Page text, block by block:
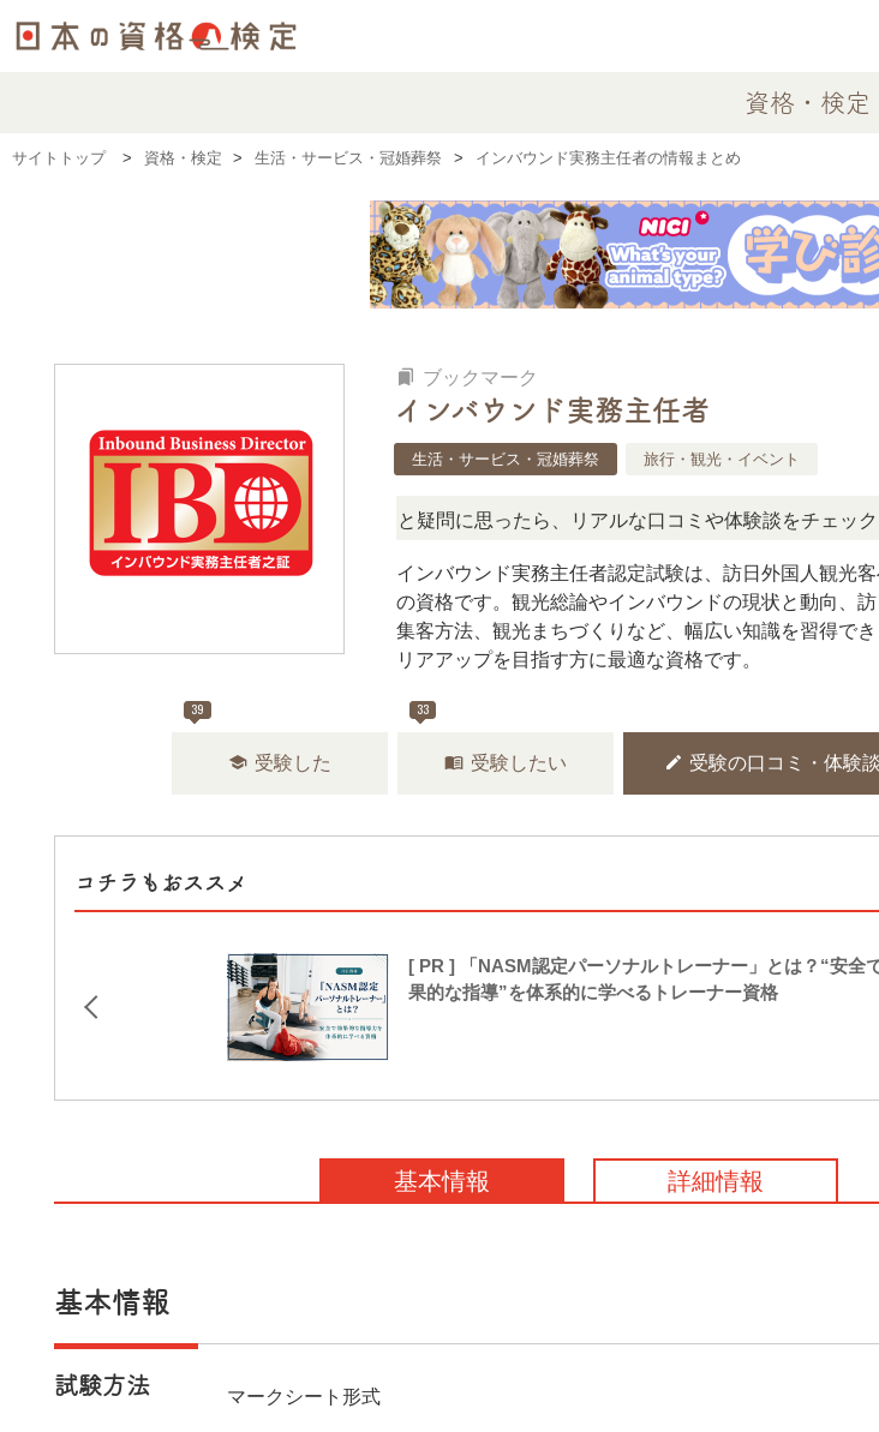
資格・検定
サイトトップ 資格・検定 生活・サービス・冠婚葬祭 インバウンド実務主任者の情報まとめ
bookmarks ブックマーク
インバウンド実務主任者
生活・サービス・冠婚葬祭 旅行・観光・イベント
の検定、難しい？」「どんな試験？」と疑問に思ったら、リアルな口コミや体験談をチェック！資
インバウンド実務主任者認定試験は、訪日外国人観光
の資格です。​観光総論やインバウンドの現状と動向、訪
集客方法、観光まちづくりなど、幅広い知識を習得で
リアアップを目指す方に最適な資格です。
39
school 受験した
33
menu_book 受験したい edit 受験の口コミ・体験
コチラもおススメ
[ PR ] 「NASM認定パーソナルトレーナー」とは？“安全
果的な指導”を体系的に学べるトレーナー資格
基本情報 詳細情報
基本情報
試験方法 マークシート形式